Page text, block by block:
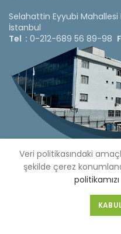
Selahattin Eyyubi Mahallesi
İstanbul
Tel : 0-212-689 56 89-98
Copyright © 2020
Veri politikasındaki
şekilde çerez
politikamızı